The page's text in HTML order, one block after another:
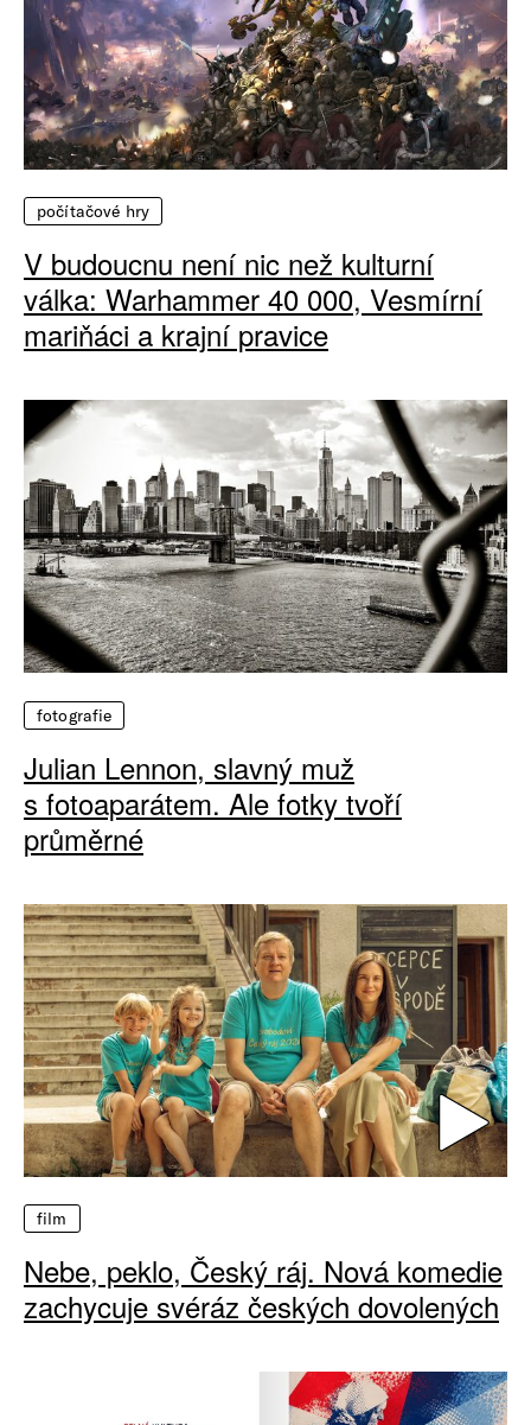
počítačové hry
V budoucnu není nic než kulturní
válka: Warhammer 40 000, Vesmírní
mariňáci a krajní pravice
fotografie
Julian Lennon, slavný muž
s fotoaparátem. Ale fotky tvoří
průměrné
film
Nebe, peklo, Český ráj. Nová komedie
zachycuje svéráz českých dovolených